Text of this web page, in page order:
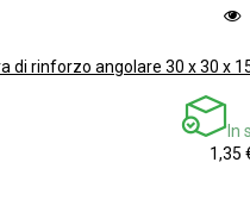
di rinforzo angolare 30 x 30 x
In
1,35